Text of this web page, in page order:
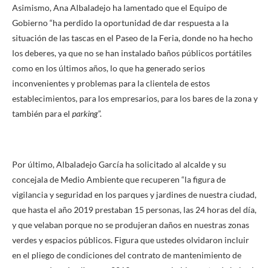
Asimismo, Ana Albaladejo ha lamentado que el Equipo de
Gobierno “ha perdido la oportunidad de dar respuesta a la
situación de las tascas en el Paseo de la Feria, donde no ha hecho
los deberes, ya que no se han instalado baños públicos portátiles
como en los últimos años, lo que ha generado serios
inconvenientes y problemas para la clientela de estos
establecimientos, para los empresarios, para los bares de la zona y
también para el parking”.
Por último, Albaladejo García ha solicitado al alcalde y su
concejala de Medio Ambiente que recuperen “la figura de
vigilancia y seguridad en los parques y jardines de nuestra ciudad,
que hasta el año 2019 prestaban 15 personas, las 24 horas del día,
y que velaban porque no se produjeran daños en nuestras zonas
verdes y espacios públicos. Figura que ustedes olvidaron incluir
en el pliego de condiciones del contrato de mantenimiento de